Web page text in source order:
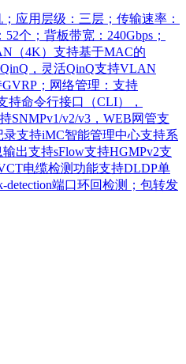
应用层级：三层；传输速率：
个；背板带宽：240Gbps；
（4K）支持基于MAC的
，灵活QinQ支持VLAN
；网络管理：支持
持命令行接口（CLI），
SNMPv1/v2/v3，WEB网管支
支持iMC智能管理中心支持系
出支持sFlow支持HGMPv2支
电缆检测功能支持DLDP单
detection端口环回检测；包转发